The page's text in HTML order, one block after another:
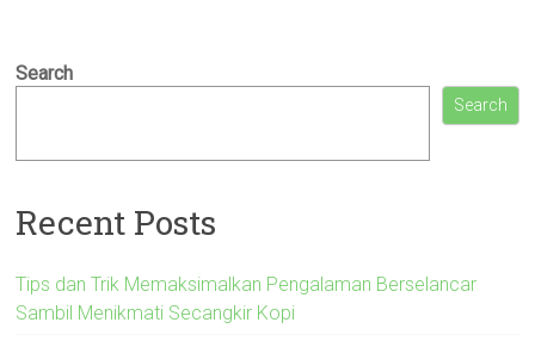
Search
Search
Recent Posts
Tips dan Trik Memaksimalkan Pengalaman Berselancar
Sambil Menikmati Secangkir Kopi